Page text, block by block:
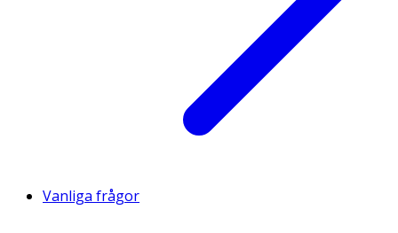
Vanliga frågor